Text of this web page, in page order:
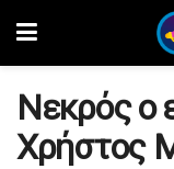
Νεκρός ο
Χρήστος